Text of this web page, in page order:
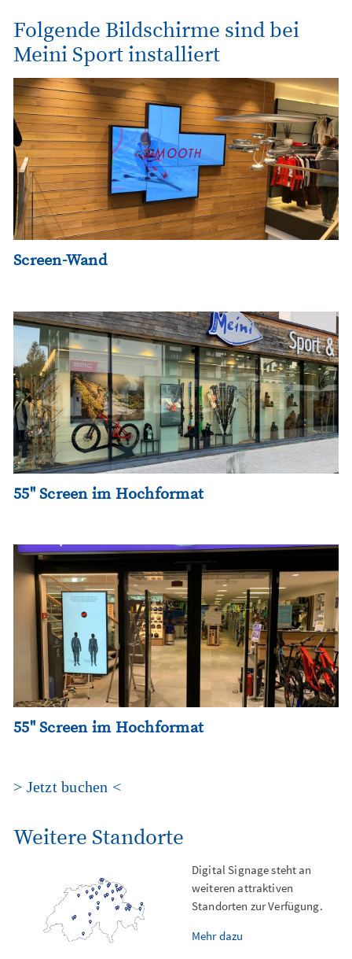
Folgende Bildschirme sind bei
Meini Sport installiert
Screen-Wand
55" Screen im Hochformat
55" Screen im Hochformat
> Jetzt buchen <
Weitere Standorte
Digital Signage steht an
weiteren attraktiven
Standorten zur Verfügung.
Mehr dazu